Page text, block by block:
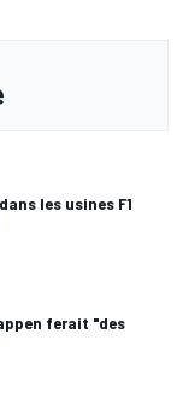
les usines F1
ferait "des